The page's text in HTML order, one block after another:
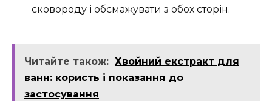
сковороду і обсмажувати з обох сторін.
Читайте також: Хвойний екстракт для
ванн: користь і показання до
застосування